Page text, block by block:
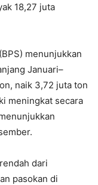
18,27 juta
menunjukkan
Januari–
naik 3,72 juta ton
meningkat secara
dari
pasokan di